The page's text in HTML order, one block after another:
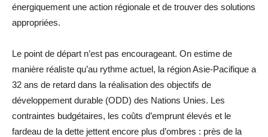
énergiquement une action régionale et de trouver des solutions
appropriées.
Le point de départ n’est pas encourageant. On estime de
manière réaliste qu’au rythme actuel, la région Asie-Pacifique a
32 ans de retard dans la réalisation des objectifs de
développement durable (ODD) des Nations Unies. Les
contraintes budgétaires, les coûts d’emprunt élevés et le
fardeau de la dette jettent encore plus d’ombres : près de la